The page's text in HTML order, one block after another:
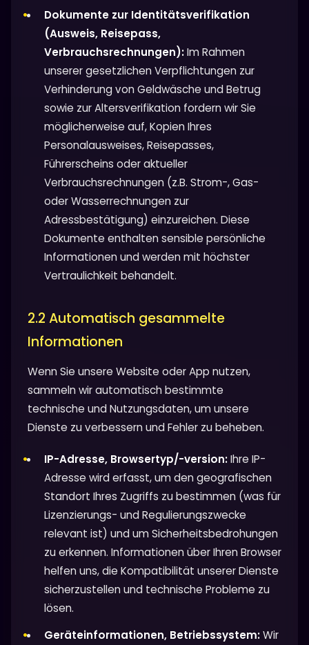
Dokumente zur Identitätsverifikation
(Ausweis, Reisepass,
Verbrauchsrechnungen):Im Rahmen
unserer gesetzlichen Verpflichtungen zur
Verhinderung von Geldwäsche und Betrug
sowie zur Altersverifikation fordern wir Sie
möglicherweise auf, Kopien Ihres
Personalausweises, Reisepasses,
Führerscheins oder aktueller
Verbrauchsrechnungen (z.B. Strom-, Gas-
oder Wasserrechnungen zur
Adressbestätigung) einzureichen. Diese
Dokumente enthalten sensible persönliche
Informationen und werden mit höchster
Vertraulichkeit behandelt.
2.2 Automatisch gesammelte
Informationen
Wenn Sie unsere Website oder App nutzen,
sammeln wir automatisch bestimmte
technische und Nutzungsdaten, um unsere
Dienste zu verbessern und Fehler zu beheben.
IP-Adresse, Browsertyp/-version:Ihre IP-
Adresse wird erfasst, um den geografischen
Standort Ihres Zugriffs zu bestimmen (was für
Lizenzierungs- und Regulierungszwecke
relevant ist) und um Sicherheitsbedrohungen
zu erkennen. Informationen über Ihren Browser
helfen uns, die Kompatibilität unserer Dienste
sicherzustellen und technische Probleme zu
lösen.
Geräteinformationen, Betriebssystem:Wir